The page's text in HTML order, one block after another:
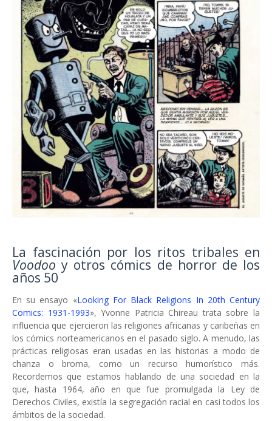
La fascinación por los ritos tribales en
Voodooy otros cómics de horror de los
años 50
En su ensayo «Looking For Black Religions In 20th Century
Comics: 1931-1993», Yvonne Patricia Chireau trata sobre la
influencia que ejercieron las religiones africanas y caribeñas en
los cómics norteamericanos en el pasado siglo. A menudo, las
prácticas religiosas eran usadas en las historias a modo de
chanza o broma, como un recurso humorístico más.
Recordemos que estamos hablando de una sociedad en la
que, hasta 1964, año en que fue promulgada la Ley de
Derechos Civiles, existía la segregación racial en casi todos los
ámbitos de la sociedad.